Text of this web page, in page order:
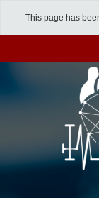
This page has